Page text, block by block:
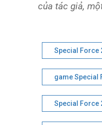
của tác giả,
Special Force
game Special
Special Force